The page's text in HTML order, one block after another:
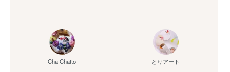
Cha Chatto とりアート